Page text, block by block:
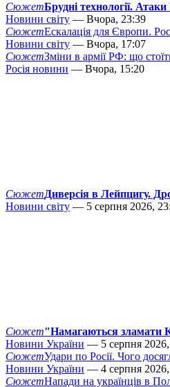
СюжетБрудні технології.
Новини світу — Вчора, 23:39
СюжетЕскалація для Європи.
Новини світу — Вчора, 17:07
СюжетЗміни в армії РФ: що
Росія новини — Вчора, 15:20
СюжетДиверсія в Лейпцигу.
Новини світу — 5 серпня 2026,
Сюжет"Намагаються зламати
Новини України — 5 серпня
СюжетУдари по Росії. Чого
Новини України — 4 серпня
СюжетНапади на українців в